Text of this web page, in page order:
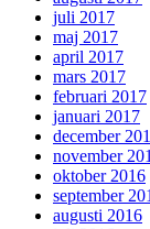
juli 2017
maj 2017
april 2017
mars 2017
februari 2017
januari 2017
december
november
oktober 2016
september
augusti 2016